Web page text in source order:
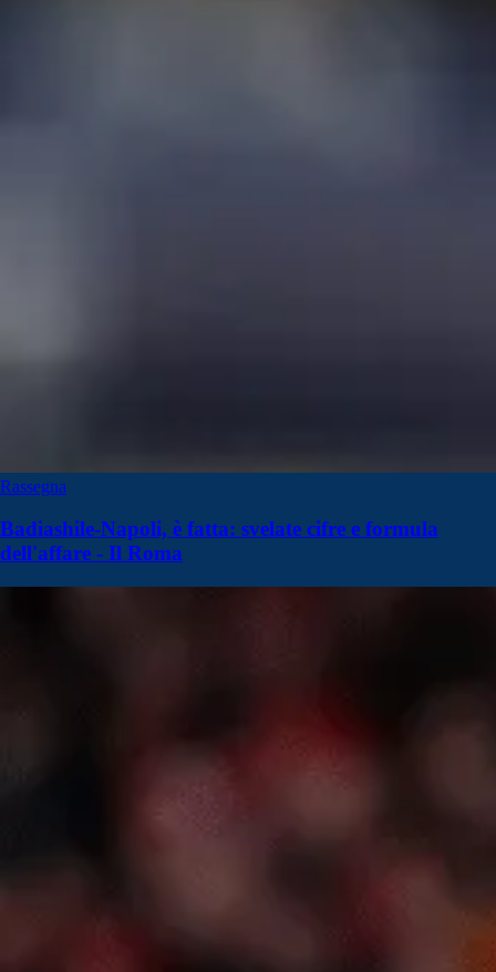
Rassegna
Badiashile-Napoli, è fatta: svelate cifre e formula
dell'affare - Il Roma